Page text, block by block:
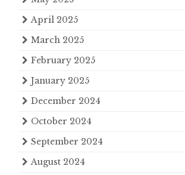
April 2025
March 2025
February 2025
January 2025
December 2024
October 2024
September 2024
August 2024